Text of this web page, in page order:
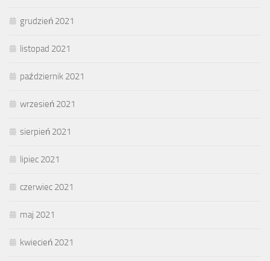
grudzień 2021
listopad 2021
październik 2021
wrzesień 2021
sierpień 2021
lipiec 2021
czerwiec 2021
maj 2021
kwiecień 2021